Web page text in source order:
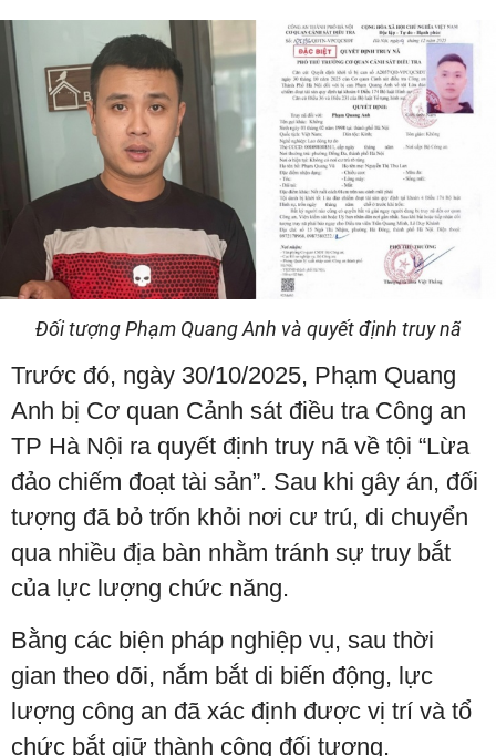
Đối tượng Phạm Quang Anh và quyết định truy nã
Trước đó, ngày 30/10/2025, Phạm Quang
Anh bị Cơ quan Cảnh sát điều tra Công an
TP Hà Nội ra quyết định truy nã về tội “Lừa
đảo chiếm đoạt tài sản”. Sau khi gây án, đối
tượng đã bỏ trốn khỏi nơi cư trú, di chuyển
qua nhiều địa bàn nhằm tránh sự truy bắt
của lực lượng chức năng.
Bằng các biện pháp nghiệp vụ, sau thời
gian theo dõi, nắm bắt di biến động, lực
lượng công an đã xác định được vị trí và tổ
chức bắt giữ thành công đối tượng.